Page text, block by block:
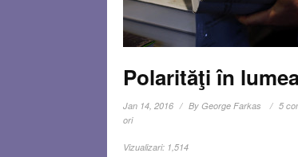
Polarităţi în
Jan 14, 2016 ByGeorge Farkas 5
ori
Vizualizari: 1,514